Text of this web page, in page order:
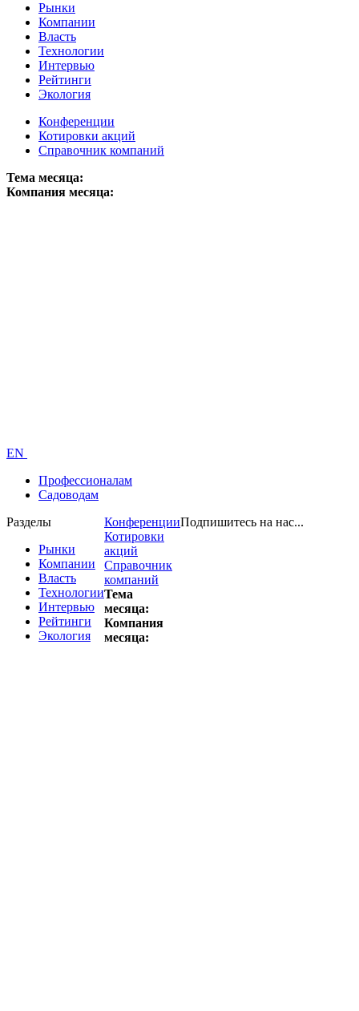
Рынки
Компании
Власть
Технологии
Интервью
Рейтинги
Экология
Конференции
Котировки акций
Справочник компаний
Тема месяца:
Компания месяца:
EN
Профессионалам
Садоводам
Разделы
Рынки
Компании
Власть
Технологии
Интервью
Рейтинги
Экология
Конференции
Котировки
акций
Справочник
компаний
Тема
месяца:
Компания
месяца:
Подпишитесь на нас...